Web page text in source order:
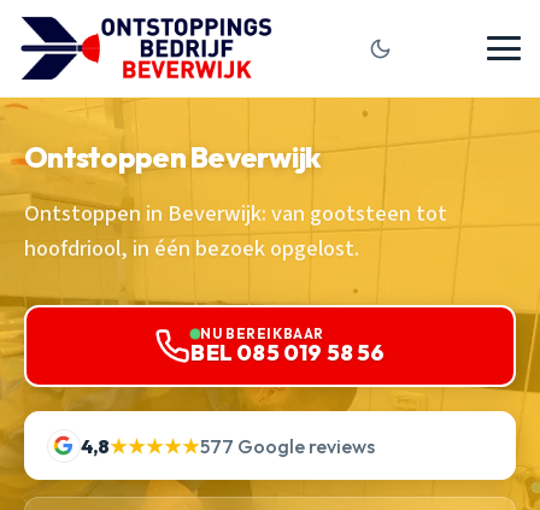
Ontstoppen Beverwijk
Ontstoppen in Beverwijk: van gootsteen tot
hoofdriool, in één bezoek opgelost.
NU BEREIKBAAR
BEL 085 019 58 56
4,8★★★★★577 Google reviews